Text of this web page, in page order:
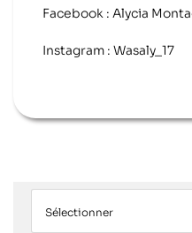
Facebook : Alycia
Instagram : Wasaly_17
Sélectionner